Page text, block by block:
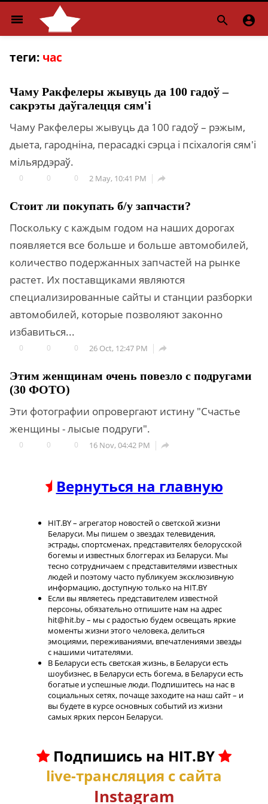
menu  
теги: час
Чаму Ракфелеры жывуць да 100 гадоў –
сакрэты даўгалецця сям'і
Чаму Ракфелеры жывуць да 100 гадоў – рэжым,
дыета, гародніна, перасадкі сэрца і псіхалогія сям'і
мільярдэраў.
0 0 0 2 May, 10:41 PM 
Стоит ли покупать б/у запчасти?
Поскольку с каждым годом на наших дорогах
появляется все больше и больше автомобилей,
количество подержанных запчастей на рынке
растет. Их поставщиками являются
специализированные сайты и станции разборки
автомобилей, которые позволяют законно
избавиться...
0 0 0 26 Oct, 12:47 PM 
Этим женщинам очень повезло с подругами
(30 ФОТО)
Эти фотографии опровергают истину "Счастье
женщины - лысые подруги".
0 0 0 16 Nov, 04:42 PM 
Вернуться на главную
HIT.BY – агрегатор новостей о светской жизни
Беларуси. Мы пишем о звездах телевидения,
эстрады, спортсменах, представителях белорусской
богемы и известных блоггерах из Беларуси. Мы
тесно сотрудничаем с представителями известных
людей и поэтому часто публикуем эксклюзивную
информацию, доступную только на HIT.BY
Если вы являетесь представителем известной
персоны, обязательно отпишите нам на адрес
hit@hit.by – мы с радостью будем освещать яркие
моменты жизни этого человека, делиться
эмоциями, переживаниями, впечатлениями звезды
с нашими читателями.
В Беларуси есть светская жизнь, в Беларуси есть
шоубизнес, в Беларуси есть богема, в Беларуси есть
богатые и успешные люди. Подпишитесь на нас в
социальных сетях, почаще заходите на наш сайт – и
вы будете в курсе основных событий из жизни
самых ярких персон Беларуси.
Подпишись на HIT.BY
live-трансляция с сайта
Instagram